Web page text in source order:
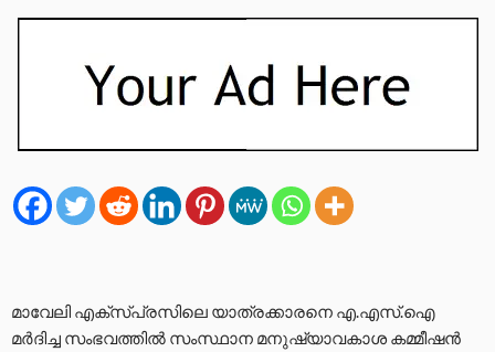
മാവേലി എക്‌സ്പ്രസിലെ യാത്രക്കാരനെ എ.എസ്.ഐ
മർദിച്ച സംഭവത്തിൽ സംസ്ഥാന മനുഷ്യാവകാശ കമ്മീഷൻ